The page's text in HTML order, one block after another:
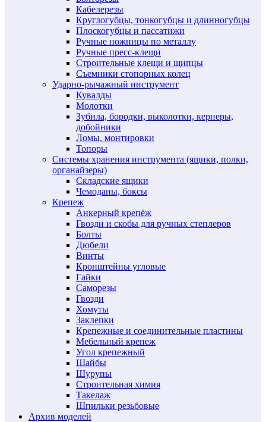
Кабелерезы
Круглогубцы, тонкогубцы и длинногубцы
Плоскогубцы и пассатижи
Ручные ножницы по металлу
Ручные пресс-клещи
Строительные клещи и щипцы
Съемники стопорных колец
Ударно-рычажный инструмент
Кувалды
Молотки
Зубила, бородки, выколотки, кернеры,
добойники
Ломы, монтировки
Топоры
Системы хранения инструмента (ящики, полки,
органайзеры)
Складские ящики
Чемоданы, боксы
Крепеж
Анкерный крепёж
Гвозди и скобы для ручных степлеров
Болты
Дюбели
Винты
Кронштейны угловые
Гайки
Саморезы
Гвозди
Хомуты
Заклепки
Крепежные и соединительные пластины
Мебельный крепеж
Угол крепежный
Шайбы
Шурупы
Строительная химия
Такелаж
Шпильки резьбовые
Архив моделей